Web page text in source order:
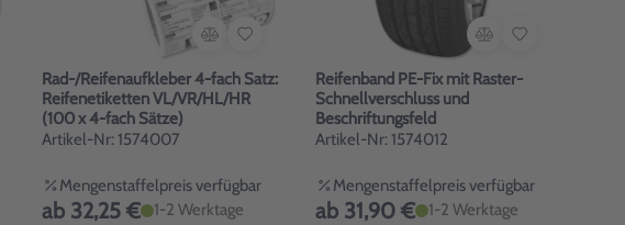
Rad-/Reifenaufkleber 4-fach Satz:
Reifenetiketten VL/VR/HL/HR
(100 x 4-fach Sätze)
Artikel-Nr: 1574007
Mengenstaffelpreis verfügbar
ab 32,25 € 1-2 Werktage
Reifenband PE-Fix mit Raster-
Schnellverschluss und
Beschriftungsfeld
Artikel-Nr: 1574012
Mengenstaffelpreis verfügbar
ab 31,90 € 1-2 Werktage